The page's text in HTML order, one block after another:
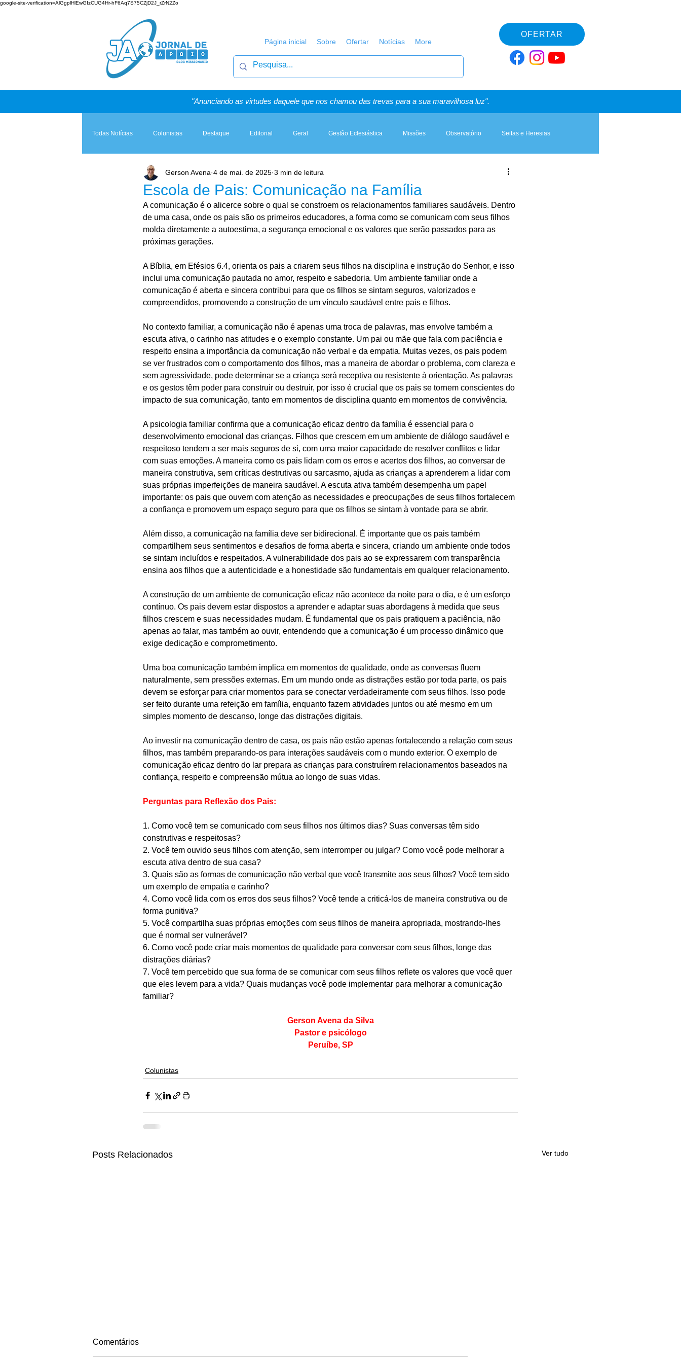
google-site-verification=AlGgplHlEwGIzCUG4Hr-hF6Aq7S75CZjD2J_rZrN2Zo
Página inicial Sobre Ofertar Notícias More
OFERTAR
"Anunciando as virtudes daquele que nos chamou das trevas para a sua maravilhosa luz".
Todas Notícias Colunistas Destaque Editorial Geral Gestão Eclesiástica Missões Observatório Seitas e Heresias
Teologia & Prática A Igreja e a Lei Artigos, Sermões & Esboços
Escola de Pais: Comunicação na Família
Gerson Avena 4 de mai. de 2025 3 min de leitura
A comunicação é o alicerce sobre o qual se constroem os relacionamentos familiares saudáveis. Dentro
de uma casa, onde os pais são os primeiros educadores, a forma como se comunicam com seus filhos
molda diretamente a autoestima, a segurança emocional e os valores que serão passados para as
próximas gerações.
A Bíblia, em Efésios 6.4, orienta os pais a criarem seus filhos na disciplina e instrução do Senhor, e isso
inclui uma comunicação pautada no amor, respeito e sabedoria. Um ambiente familiar onde a
comunicação é aberta e sincera contribui para que os filhos se sintam seguros, valorizados e
compreendidos, promovendo a construção de um vínculo saudável entre pais e filhos.
No contexto familiar, a comunicação não é apenas uma troca de palavras, mas envolve também a
escuta ativa, o carinho nas atitudes e o exemplo constante. Um pai ou mãe que fala com paciência e
respeito ensina a importância da comunicação não verbal e da empatia. Muitas vezes, os pais podem
se ver frustrados com o comportamento dos filhos, mas a maneira de abordar o problema, com clareza e
sem agressividade, pode determinar se a criança será receptiva ou resistente à orientação. As palavras
e os gestos têm poder para construir ou destruir, por isso é crucial que os pais se tornem conscientes do
impacto de sua comunicação, tanto em momentos de disciplina quanto em momentos de convivência.
A psicologia familiar confirma que a comunicação eficaz dentro da família é essencial para o
desenvolvimento emocional das crianças. Filhos que crescem em um ambiente de diálogo saudável e
respeitoso tendem a ser mais seguros de si, com uma maior capacidade de resolver conflitos e lidar
com suas emoções. A maneira como os pais lidam com os erros e acertos dos filhos, ao conversar de
maneira construtiva, sem críticas destrutivas ou sarcasmo, ajuda as crianças a aprenderem a lidar com
suas próprias imperfeições de maneira saudável. A escuta ativa também desempenha um papel
importante: os pais que ouvem com atenção as necessidades e preocupações de seus filhos fortalecem
a confiança e promovem um espaço seguro para que os filhos se sintam à vontade para se abrir.
Além disso, a comunicação na família deve ser bidirecional. É importante que os pais também
compartilhem seus sentimentos e desafios de forma aberta e sincera, criando um ambiente onde todos
se sintam incluídos e respeitados. A vulnerabilidade dos pais ao se expressarem com transparência
ensina aos filhos que a autenticidade e a honestidade são fundamentais em qualquer relacionamento.
A construção de um ambiente de comunicação eficaz não acontece da noite para o dia, e é um esforço
contínuo. Os pais devem estar dispostos a aprender e adaptar suas abordagens à medida que seus
filhos crescem e suas necessidades mudam. É fundamental que os pais pratiquem a paciência, não
apenas ao falar, mas também ao ouvir, entendendo que a comunicação é um processo dinâmico que
exige dedicação e comprometimento.
Uma boa comunicação também implica em momentos de qualidade, onde as conversas fluem
naturalmente, sem pressões externas. Em um mundo onde as distrações estão por toda parte, os pais
devem se esforçar para criar momentos para se conectar verdadeiramente com seus filhos. Isso pode
ser feito durante uma refeição em família, enquanto fazem atividades juntos ou até mesmo em um
simples momento de descanso, longe das distrações digitais.
Ao investir na comunicação dentro de casa, os pais não estão apenas fortalecendo a relação com seus
filhos, mas também preparando-os para interações saudáveis com o mundo exterior. O exemplo de
comunicação eficaz dentro do lar prepara as crianças para construírem relacionamentos baseados na
confiança, respeito e compreensão mútua ao longo de suas vidas.
Perguntas para Reflexão dos Pais:
1. Como você tem se comunicado com seus filhos nos últimos dias? Suas conversas têm sido
construtivas e respeitosas?
2. Você tem ouvido seus filhos com atenção, sem interromper ou julgar? Como você pode melhorar a
escuta ativa dentro de sua casa?
3. Quais são as formas de comunicação não verbal que você transmite aos seus filhos? Você tem sido
um exemplo de empatia e carinho?
4. Como você lida com os erros dos seus filhos? Você tende a criticá-los de maneira construtiva ou de
forma punitiva?
5. Você compartilha suas próprias emoções com seus filhos de maneira apropriada, mostrando-lhes
que é normal ser vulnerável?
6. Como você pode criar mais momentos de qualidade para conversar com seus filhos, longe das
distrações diárias?
7. Você tem percebido que sua forma de se comunicar com seus filhos reflete os valores que você quer
que eles levem para a vida? Quais mudanças você pode implementar para melhorar a comunicação
familiar?
Gerson Avena da Silva
Pastor e psicólogo
Peruíbe, SP
Colunistas
Posts Relacionados Ver tudo
Comentários